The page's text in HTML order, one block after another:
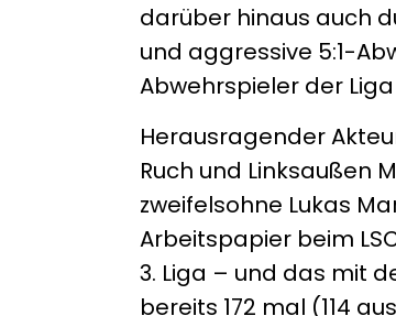
darüber hinaus auch
und aggressive 5:1-
Abwehrspieler der
Herausragender
Ruch und Linksaußen
zweifelsohne Lukas
Arbeitspapier beim
3. Liga – und das mit
bereits 172 mal (114